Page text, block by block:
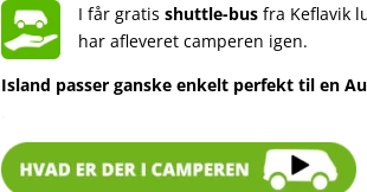
I får gratisshuttle-bus fra Keflavik
har afleveret camperen igen.
Island passer ganske enkelt perfekt til en